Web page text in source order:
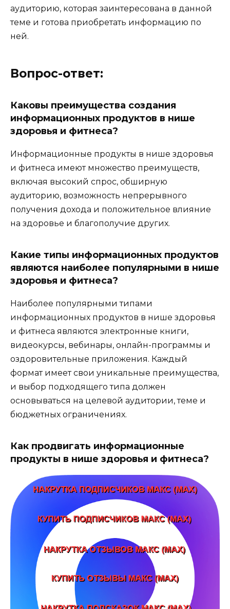
аудиторию, которая заинтересована в данной
теме и готова приобретать информацию по
ней.
Вопрос-ответ:
Каковы преимущества создания
информационных продуктов в нише
здоровья и фитнеса?
Информационные продукты в нише здоровья
и фитнеса имеют множество преимуществ,
включая высокий спрос, обширную
аудиторию, возможность непрерывного
получения дохода и положительное влияние
на здоровье и благополучие других.
Какие типы информационных продуктов
являются наиболее популярными в нише
здоровья и фитнеса?
Наиболее популярными типами
информационных продуктов в нише здоровья
и фитнеса являются электронные книги,
видеокурсы, вебинары, онлайн-программы и
оздоровительные приложения. Каждый
формат имеет свои уникальные преимущества,
и выбор подходящего типа должен
основываться на целевой аудитории, теме и
бюджетных ограничениях.
Как продвигать информационные
продукты в нише здоровья и фитнеса?